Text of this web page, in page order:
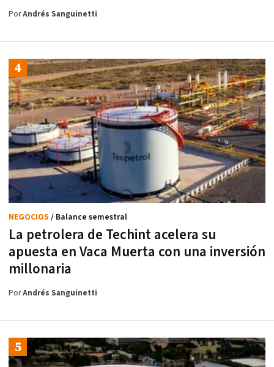
PorAndrés Sanguinetti
La petrolera de Techint acelera su
apuesta en Vaca Muerta con una inversión
millonaria
NEGOCIOS / Balance semestral
PorAndrés Sanguinetti